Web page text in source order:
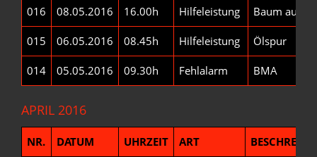
016 08.05.2016 16.00h Hilfeleistung Baum auf
015 06.05.2016 08.45h Hilfeleistung Ölspur
014 05.05.2016 09.30h Fehlalarm BMA
APRIL 2016
NR. DATUM UHRZEIT ART